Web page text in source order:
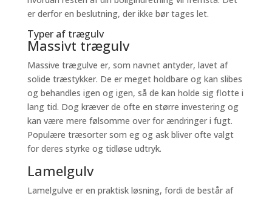
er derfor en beslutning, der ikke bør tages let.
Typer af trægulv
Massivt trægulv
Massive trægulve er, som navnet antyder, lavet af
solide træstykker. De er meget holdbare og kan slibes
og behandles igen og igen, så de kan holde sig flotte i
lang tid. Dog kræver de ofte en større investering og
kan være mere følsomme over for ændringer i fugt.
Populære træsorter som eg og ask bliver ofte valgt
for deres styrke og tidløse udtryk.
Lamelgulv
Lamelgulve er en praktisk løsning, fordi de består af